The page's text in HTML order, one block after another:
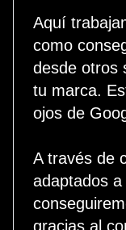
Aquí
como
desde otros
tu marca.
ojos de
A través de
adaptados
gracias al